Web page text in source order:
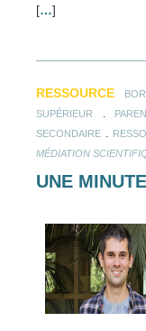
[…]
RESSOURCE
SUPÉRIEUR
SECONDAIRE
MÉDIATION
UNE